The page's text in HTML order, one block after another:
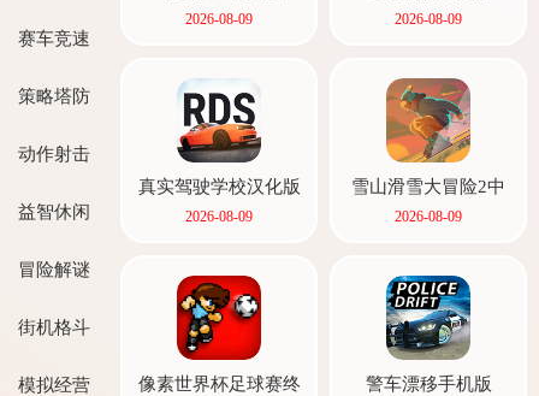
赛车竞速
策略塔防
动作射击
益智休闲
冒险解谜
街机格斗
模拟经营
2026-08-09 2026-08-09
真实驾驶学校汉化版
2026-08-09
雪山滑雪大冒险2中
文版
2026-08-09
像素世界杯足球赛终
警车漂移手机版